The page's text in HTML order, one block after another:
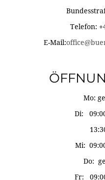
Telefon:
E-Mail:
Mo:
Di:
13:30
Mi:
Do:
Fr: